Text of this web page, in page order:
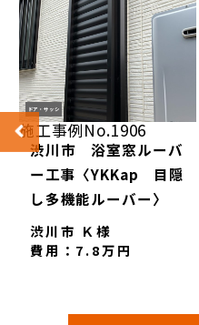
ドア・サッシ
施工事例No.1906
渋川市 浴室窓ルーバ
ー工事〈YKKap 目隠
し多機能ルーバー〉
渋川市 Ｋ様
費用：7.8万円